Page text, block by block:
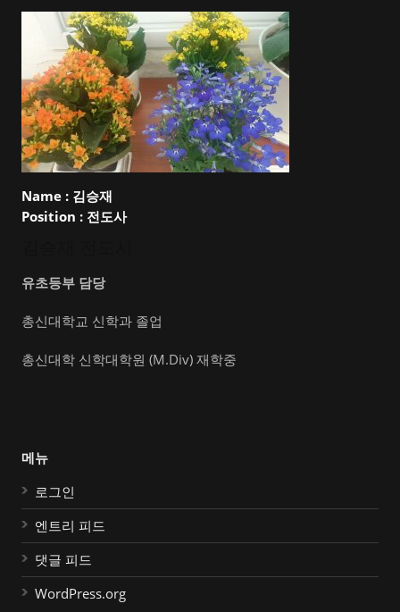
Name : 김승재
Position : 전도사
유초등부 담당
총신대학교 신학과 졸업
총신대학 신학대학원 (M.Div) 재학중
메뉴
로그인
엔트리 피드
댓글 피드
WordPress.org